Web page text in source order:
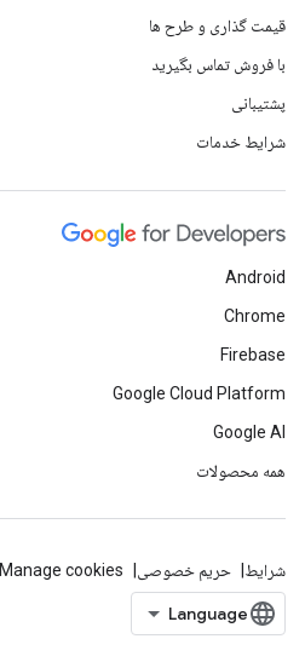
قیمت گذاری و طرح ها
با فروش تماس بگیرید
پشتیبانی
شرایط خدمات
Android
Chrome
Firebase
Google Cloud Platform
Google AI
همه محصولات
شرایط حریم خصوصی Manage cookies